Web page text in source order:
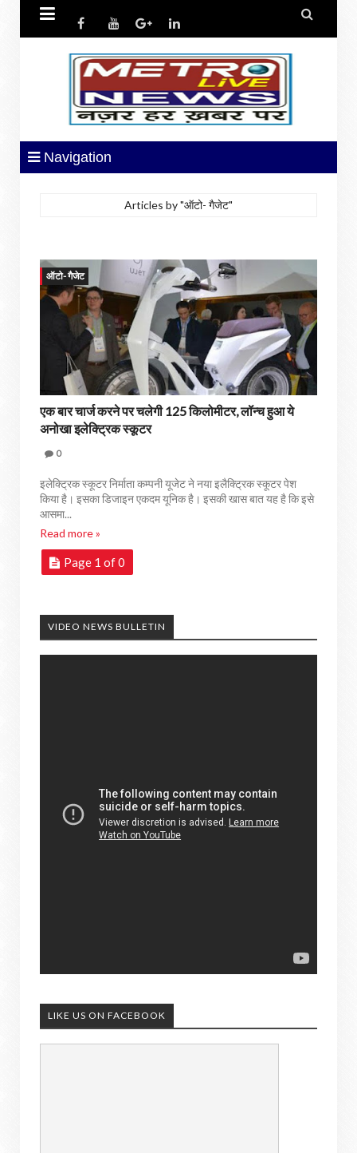
 
Navigation
Articles by "ऑटो- गैजेट"
ऑटो- गैजेट
एक बार चार्ज करने पर चलेगी 125 किलोमीटर, लॉन्च हुआ ये
अनोखा इलेक्ट्रिक स्कूटर
0
इलेक्ट्रिक स्कूटर निर्माता कम्पनी यूजेट ने नया इलैक्ट्रिक स्कूटर पेश
किया है। इसका डिजाइन एकदम यूनिक है। इसकी खास बात यह है कि इसे
आसमा...
Read more »
Page 1 of 0
VIDEO NEWS BULLETIN
LIKE US ON FACEBOOK